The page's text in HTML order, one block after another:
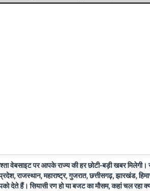
वेबसाइट पर आपके राज्य की हर छोटी-बड़ी खबर
राजस्थान, महाराष्ट्र, गुजरात, छत्तीसगढ़, झारखंड,
देते हैं। सियासी रण हो या बजट का मौसम, कहां चल